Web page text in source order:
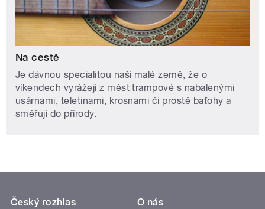
Na cestě
Je dávnou specialitou naší malé země, že o
víkendech vyrážejí z měst trampové s nabalenými
usárnami, teletinami, krosnami či prostě baťohy a
směřují do přírody.
Český rozhlas
O nás